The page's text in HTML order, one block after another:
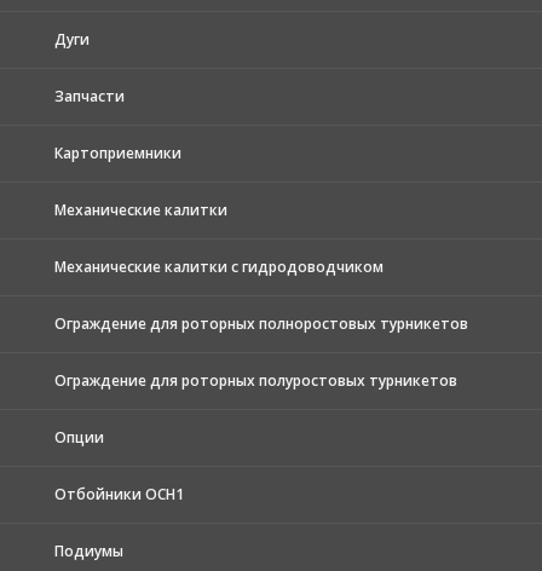
Дуги
Запчасти
Картоприемники
Механические калитки
Механические калитки с гидродоводчиком
Ограждение для роторных полноростовых турникетов
Ограждение для роторных полуростовых турникетов
Опции
Отбойники ОСН1
Подиумы